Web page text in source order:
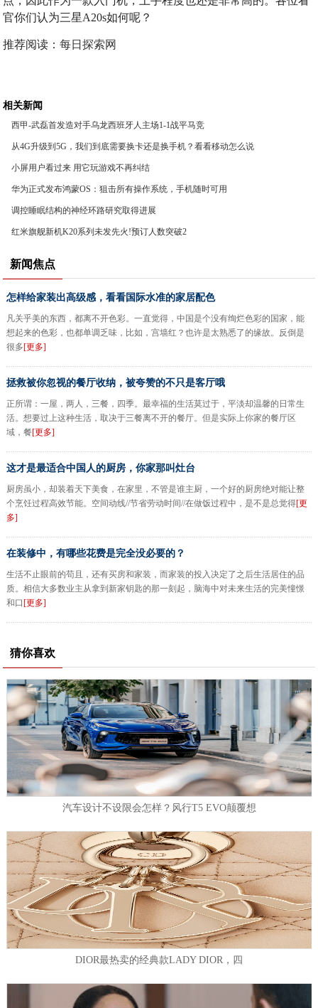
官你们认为三星A20s如何呢？
推荐阅读：每日探索网
相关新闻
西甲-武磊首发造对手乌龙西班牙人主场1-1战平马竞
从4G升级到5G，我们到底需要换卡还是换手机？看看移动怎么说
小屏用户看过来 用它玩游戏不再纠结
华为正式发布鸿蒙OS：狙击所有操作系统，手机随时可用
调控睡眠结构的神经环路研究取得进展
红米旗舰新机K20系列未发先火!预订人数突破2
新闻焦点
怎样给家装出高级感，看看国际水准的家居配色
凡关乎美的东西，都离不开色彩。一直觉得，中国是个没有绚烂色彩的国家，能
想起来的色彩，也都单调乏味，比如，宫墙红？也许是太熟悉了的缘故。反倒是
很多[更多]
拯救被你忽视的餐厅收纳，被夸赞的不只是客厅哦
正所谓：一屋，两人，三餐，四季。最幸福的生活莫过于，平淡却温馨的日常生
活。想要过上这种生活，取决于三餐离不开的餐厅。但是实际上你家的餐厅区
域，餐[更多]
这才是最适合中国人的厨房，你家那叫灶台
厨房虽小，却装着天下美食，在家里，不管是谁主厨，一个好的厨房绝对能让整
个烹饪过程高效节能。空间动线//节省劳动时间//在做饭过程中，是不是总觉得[更
多]
在装修中，有哪些花费是完全没必要的？
生活不止眼前的苟且，还有买房和家装，而家装的投入决定了之后生活居住的品
质。相信大多数业主从拿到新家钥匙的那一刻起，脑海中对未来生活的完美憧憬
和口 [更多]
猜你喜欢
汽车设计不设限会怎样？风行T5 EVO颠覆想
DIOR最热卖的经典款LADY DIOR，四